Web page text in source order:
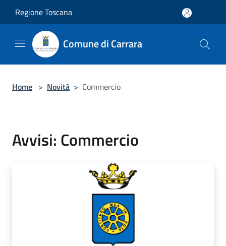
Regione Toscana
Comune di Carrara
Home > Novità > Commercio
Avvisi: Commercio